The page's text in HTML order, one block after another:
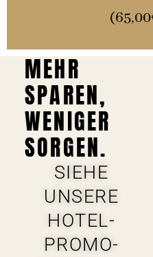
MEHR
SPAREN,
WENIGER
SORGEN.
SIEHE
UNSERE
HOTEL-
PROMO-